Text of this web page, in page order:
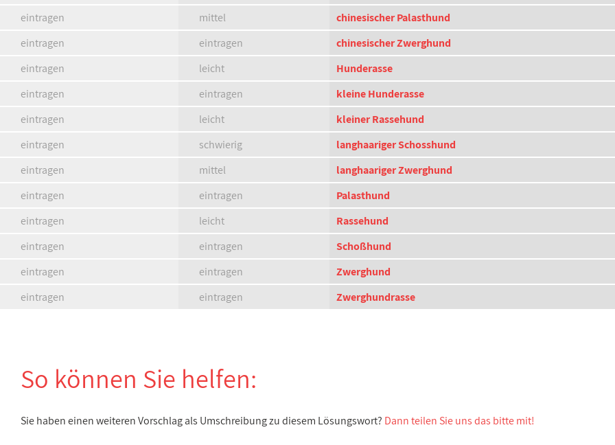
eintragen
mittel
chinesischer Palasthund
eintragen
eintragen
chinesischer Zwerghund
eintragen
leicht
Hunderasse
eintragen
eintragen
kleine Hunderasse
eintragen
leicht
kleiner Rassehund
eintragen
schwierig
langhaariger Schosshund
eintragen
mittel
langhaariger Zwerghund
eintragen
eintragen
Palasthund
eintragen
leicht
Rassehund
eintragen
eintragen
Schoßhund
eintragen
eintragen
Zwerghund
eintragen
eintragen Zwerghundrasse
So können Sie helfen:
Sie haben einen weiteren Vorschlag als Umschreibung zu diesem Lösungswort? Dann teilen Sie uns das bitte mit!